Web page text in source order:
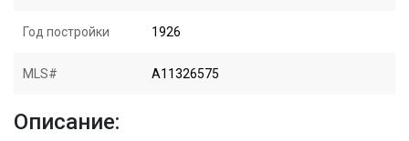
Год постройки 1926
MLS# A11326575
Описание: